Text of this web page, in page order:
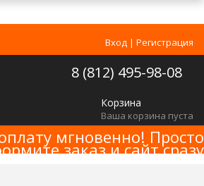
Вход | Регистрация
8 (812) 495-98-08
Корзина
Ваша корзина пуста
мгновенно! Просто
заказ и сайт сразу